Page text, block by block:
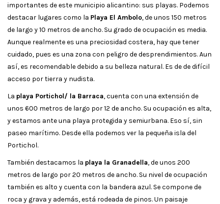
importantes de este municipio alicantino: sus playas. Podemos
destacar lugares como la Playa El Ambolo, de unos 150 metros
de largo y 10 metros de ancho. Su grado de ocupación es media.
Aunque realmente es una preciosidad costera, hay que tener
cuidado, pues es una zona con peligro de desprendimientos. Aun
así, es recomendable debido a su belleza natural. Es de de difícil
acceso por tierra y nudista.
La playa Portichol/ la Barraca, cuenta con una extensión de
unos 600 metros de largo por 12 de ancho. Su ocupación es alta,
y estamos ante una playa protegida y semiurbana. Eso sí, sin
paseo marítimo. Desde ella podemos ver la pequeña isla del
Portichol.
También destacamos la playa la Granadella, de unos 200
metros de largo por 20 metros de ancho. Su nivel de ocupación
también es alto y cuenta con la bandera azul. Se compone de
roca y grava y además, está rodeada de pinos. Un paisaje